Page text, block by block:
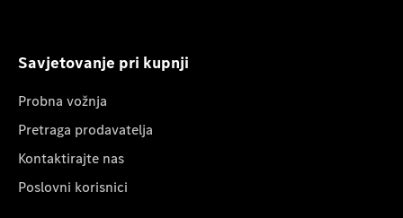
Savjetovanje pri kupnji
Probna vožnja
Pretraga prodavatelja
Kontaktirajte nas
Poslovni korisnici